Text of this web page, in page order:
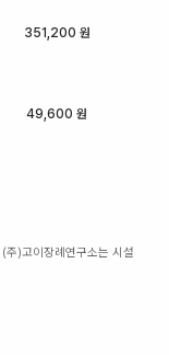
351,200 원
49,600 원
)고이장례연구소는 시설